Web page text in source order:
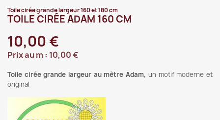
Toile cirée grande largeur 160 et 180 cm
TOILE CIRÉE ADAM 160 CM
10,00 €
Prix au m : 10,00 €
Toile cirée grande largeur au mètre Adam, un motif moderne et
original